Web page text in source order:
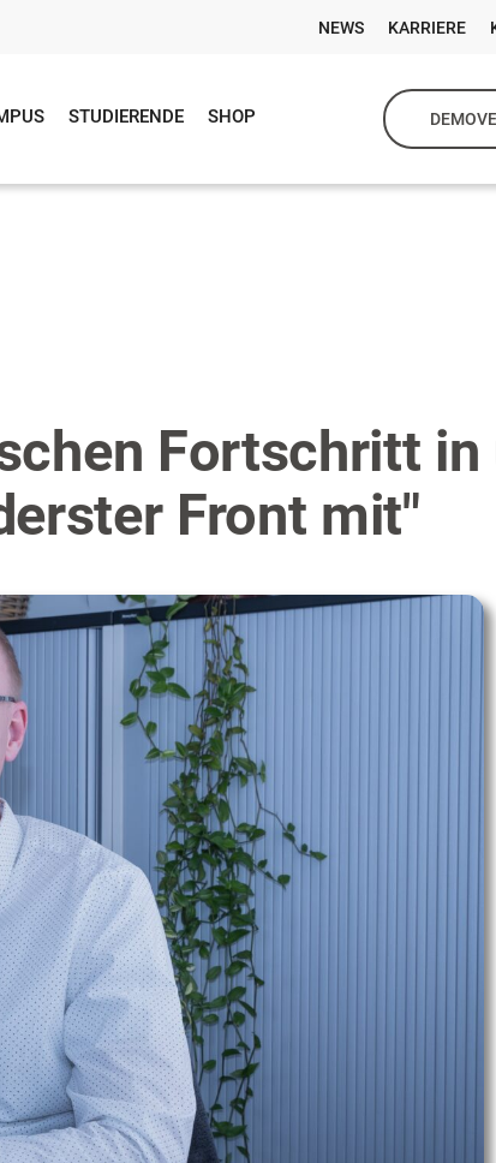
NEWS KARRIERE
STUDIERENDE SHOP
Fortschritt in
Front mit"